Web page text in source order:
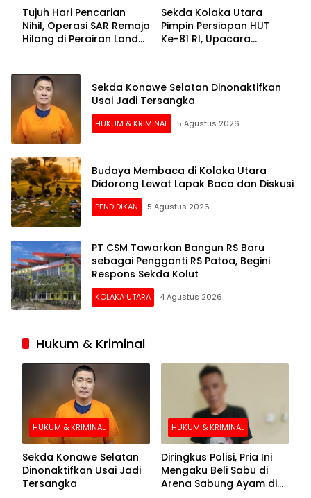
Tujuh Hari Pencarian
Nihil, Operasi SAR Remaja
Hilang di Perairan Lande
Sekda Kolaka Utara
Pimpin Persiapan HUT
Ke-81 RI, Upacara
Sekda Konawe Selatan Dinonaktifkan
Usai Jadi Tersangka
HUKUM & KRIMINAL 5 Agustus 2026
Budaya Membaca di Kolaka Utara
Didorong Lewat Lapak Baca dan Diskusi
PENDIDIKAN 5 Agustus 2026
PT CSM Tawarkan Bangun RS Baru
sebagai Pengganti RS Patoa, Begini
Respons Sekda Kolut
KOLAKA UTARA 4 Agustus 2026
Hukum & Kriminal
HUKUM & KRIMINAL
Sekda Konawe Selatan
Dinonaktifkan Usai Jadi
Tersangka
HUKUM & KRIMINAL
Diringkus Polisi, Pria Ini
Mengaku Beli Sabu di
Arena Sabung Ayam di